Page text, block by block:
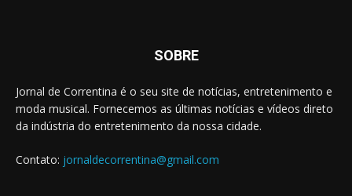
SOBRE
Jornal de Correntina é o seu site de notícias, entretenimento e
moda musical. Fornecemos as últimas notícias e vídeos direto
da indústria do entretenimento da nossa cidade.
Contato: jornaldecorrentina@gmail.com